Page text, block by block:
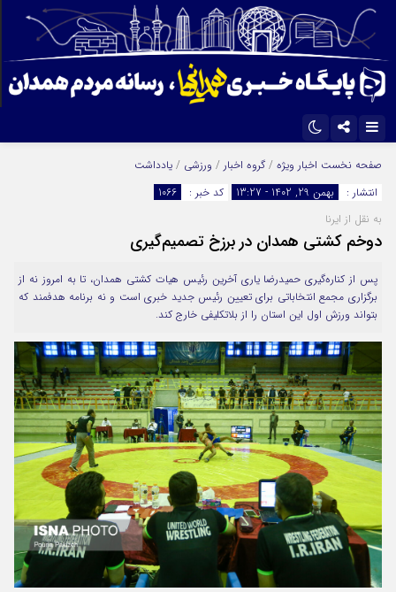
اینستاگرام
تلگرام
ایتا
آپارات
صفحه نخست اخبار ویژه / گروه اخبار / ورزشی / یادداشت
انتشار :
بهمن 29, 1402 - 13:27 کد خبر :
1066
به نقل از ایرنا
دوخم کشتی همدان در برزخ تصمیم‌گیری
پس از کناره‌گیری حمیدرضا یاری آخرین رئیس هیات کشتی همدان، تا به امروز نه از
برگزاری مجمع انتخاباتی برای تعیین رئیس جدید خبری است و نه برنامه هدفمند که
بتواند ورزش اول این استان را از بلاتکلیفی خارج کند.